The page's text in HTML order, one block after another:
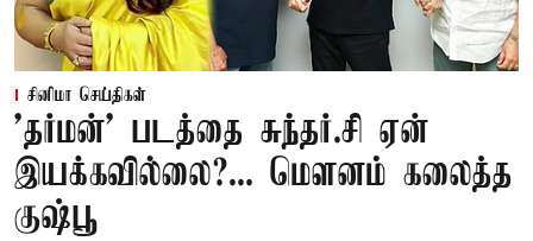
சினிமா செய்திகள்
'தர்மன்' படத்தை சுந்தர்.சி ஏன்
இயக்கவில்லை?... மௌனம் கலைத்த
குஷ்பூ